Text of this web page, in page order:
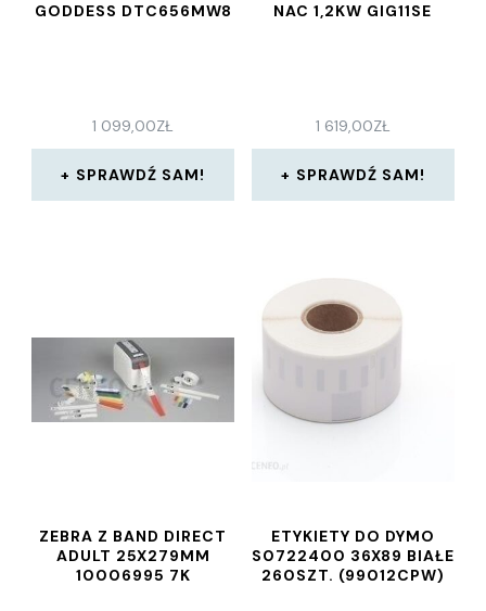
GODDESS DTC656MW8
1 099,00ZŁ
SPRAWDŹ SAM!
NAC 1,2KW GIG11SE
1 619,00ZŁ
SPRAWDŹ SAM!
ZEBRA Z BAND DIRECT
ADULT 25X279MM
10006995 7K
ETYKIETY DO DYMO
S0722400 36X89 BIAŁE
260SZT. (99012CPW)